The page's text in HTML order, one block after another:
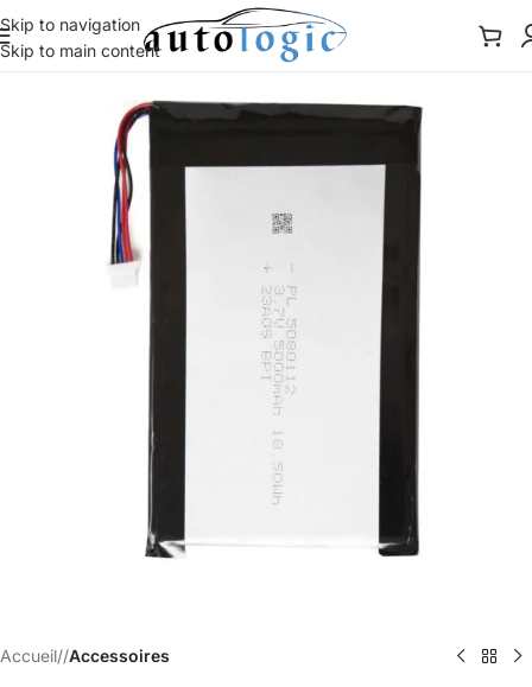
Skip to navigation
Skip to main content
Accueil/ Accessoires